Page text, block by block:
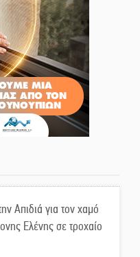
Απιδιά για τον χαμό
Ελένης σε τροχαίο